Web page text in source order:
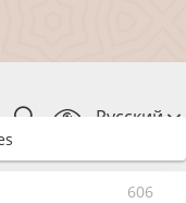
Русский
606